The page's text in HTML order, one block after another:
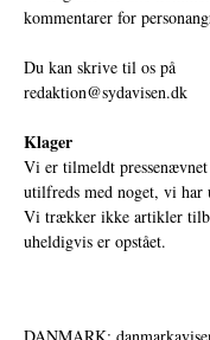
kommentarer for
Du kan skrive til os på
redaktion@sydavisen.dk
Klager
Vi er tilmeldt
utilfreds med noget, vi har
Vi trækker ikke artikler
uheldigvis er opstået.